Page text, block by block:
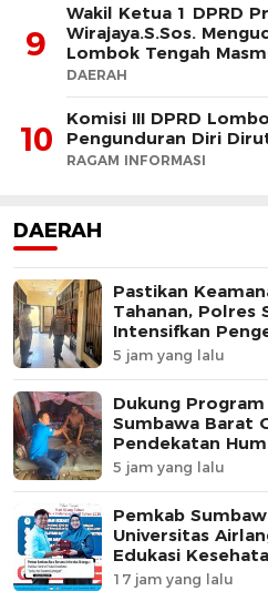
9
Wakil Ketua 1 DPRD
Wirajaya.S.Sos.
Lombok Tengah
DAERAH
10
Komisi III DPRD
Pengunduran Diri
RAGAM INFORMASI
DAERAH
Pastikan
Tahanan, Polres
Intensifkan
Berkala
5 jam yang lalu
Dukung
Sumbawa Barat
Pendekatan
5 jam yang lalu
Pemkab
Universitas
Edukasi
Kehidupan
17 jam yang lalu